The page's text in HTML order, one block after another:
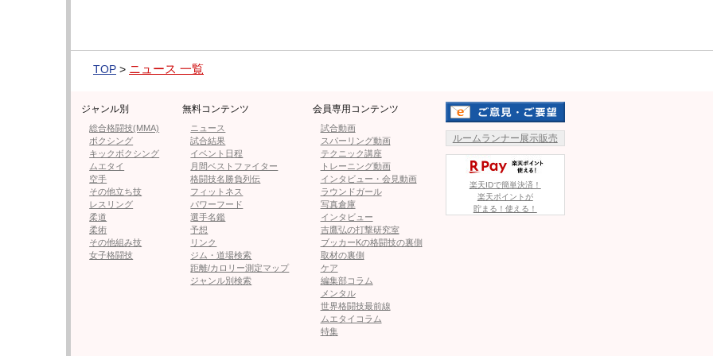
大人アソビ。 桃里れあ写真集
▶︎amazonページへ
美ヒップ見せる桃里
（@rea_momosato）
TOP > ニュース 一覧
ジャンル別
総合格闘技(MMA)
ボクシング
キックボクシング
ムエタイ
空手
その他立ち技
レスリング
柔道
柔術
その他組み技
女子格闘技
無料コンテンツ
ニュース
試合結果
イベント日程
月間ベストファイター
格闘技名勝負列伝
フィットネス
パワーフード
選手名鑑
予想
リンク
ジム・道場検索
距離/カロリー測定マップ
ジャンル別検索
会員専用コンテンツ
試合動画
スパーリング動画
テクニック講座
トレーニング動画
インタビュー・会見動画
ラウンドガール
写真倉庫
インタビュー
吉鷹弘の打撃研究室
ブッカーKの格闘技の裏側
取材の裏側
ケア
編集部コラム
メンタル
世界格闘技最前線
ムエタイコラム
特集
ルームランナー展示販売
楽天IDで簡単決済！
楽天ポイントが
貯まる！使える！